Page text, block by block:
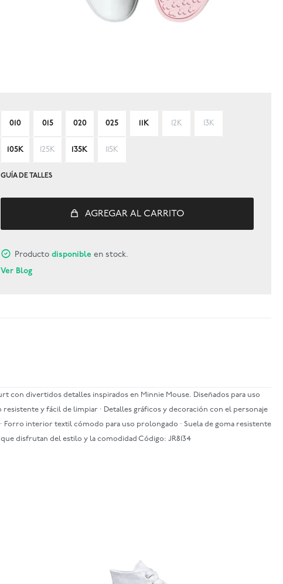
010 015 020 025 11K 12K 13K
105K 125K 135K 115K
GUÍA DE TALLES
AGREGAR AL CARRITO
Productodisponible en stock.
Ver Blog
con divertidos detalles inspirados en Minnie Mouse. Diseñados para uso
y fácil de limpiar · Detalles gráficos y decoración con el personaje
Forro interior textil cómodo para uso prolongado · Suela de goma resistente
disfrutan del estilo y la comodidad Código: JR8134